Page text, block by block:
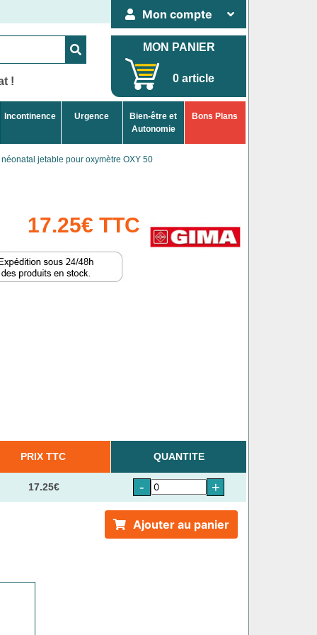
Mon compte
!
MON PANIER
0 article
Incontinence Urgence
Bien-être et
Autonomie
Bons Plans
jetable pour oxymètre OXY 50
17.25€ TTC
PRIX TTC QUANTITE
17.25€ - +
Ajouter au panier